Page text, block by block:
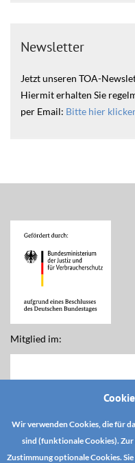
Wir verwenden Cookies, die für
sind (funktionale Cookies).
Zustimmung optionale Cookies.
Newsletter
Jetzt unseren TOA-
Hiermit erhalten Sie
per Email: Bitte hier
Mitglied im: